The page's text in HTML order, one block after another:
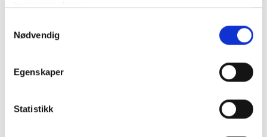
Nødvendig
Egenskaper
Statistikk